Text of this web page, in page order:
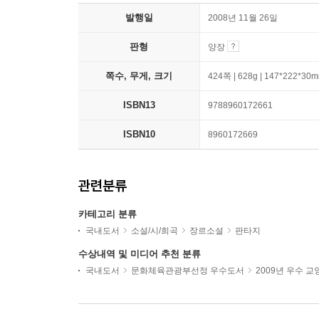
발행일 2008년 11월 26일
판형 양장
쪽수, 무게, 크기 424쪽 | 628g |
ISBN13 9788960172661
ISBN10 8960172669
관련분류
카테고리 분류
국내도서 소설/시/희곡 장르소설 판타지
수상내역 및 미디어 추천 분류
국내도서 문화체육관광부선정 우수도서 2009년 우수 교